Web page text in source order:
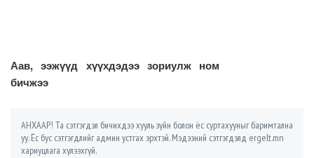
Аав, ээжүүд хүүхдэдээ зориулж ном
бичжээ
АНХААР! Та сэтгэгдэл бичихдээ хууль зүйн болон ёс суртахууныг баримтална
уу. Ёс бус сэтгэгдлийг админ устгах эрхтэй. Мэдээний сэтгэгдэлд ergelt.mn
хариуцлага хүлээхгүй.